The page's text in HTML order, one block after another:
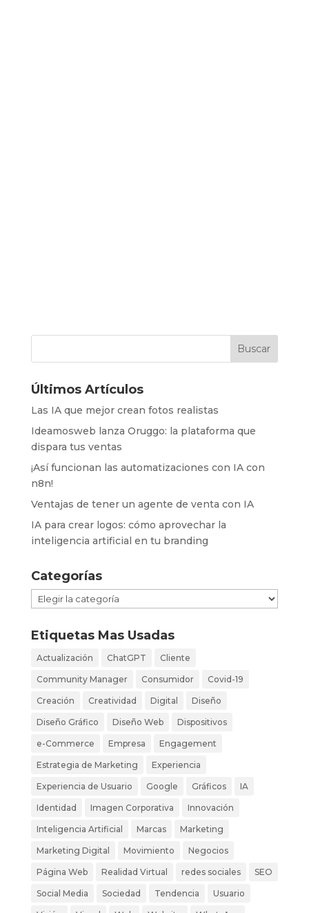
Últimos Artículos
Las IA que mejor crean fotos realistas
Ideamosweb lanza Oruggo: la plataforma que
dispara tus ventas
¡Así funcionan las automatizaciones con IA con
n8n!
Ventajas de tener un agente de venta con IA
IA para crear logos: cómo aprovechar la
inteligencia artificial en tu branding
Categorías
Categorías
Etiquetas Mas Usadas
Actualización ChatGPT Cliente
Community Manager Consumidor Covid-19
Creación Creatividad Digital Diseño
Diseño Gráfico Diseño Web Dispositivos
e-Commerce Empresa Engagement
Estrategia de Marketing Experiencia
Experiencia de Usuario Google Gráficos IA
Identidad Imagen Corporativa Innovación
Inteligencia Artificial Marcas Marketing
Marketing Digital Movimiento Negocios
Página Web Realidad Virtual redes sociales SEO
Social Media Sociedad Tendencia Usuario